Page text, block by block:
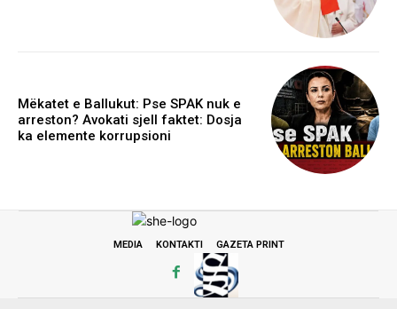
Mëkatet e Ballukut: Pse SPAK nuk e
arreston? Avokati sjell faktet: Dosja
ka elemente korrupsioni
MEDIA KONTAKTI GAZETA PRINT